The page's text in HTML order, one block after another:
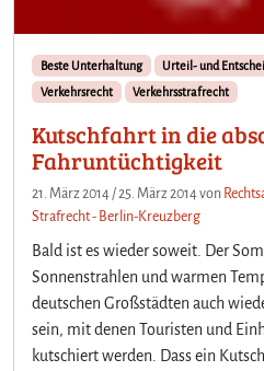
Beste Unterhaltung
Urteil- und
Verkehrsrecht
Verkehrsstrafrecht
Kutschfahrt in die
Fahruntüchtigkeit
21. März 2014 /25. März 2014von
Strafrecht - Berlin-Kreuzberg
Bald ist es wieder soweit. Der
Sonnenstrahlen und warmen
deutschen Großstädten auch
sein, mit denen Touristen und
kutschiert werden. Dass ein